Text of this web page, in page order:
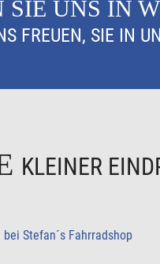
SIE UNS IN
FREUEN, SIE IN
KLEINER